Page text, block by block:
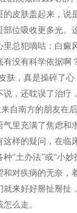
的皮肤盖起来，说
部位吸收更多光。
里总犯嘀咕：白癜
有没有科学依据啊
肤，真是操碎了心
说，还耽误了治疗
自南方的朋友在
气里充满了焦虑和
这样的疑问，在临
“土办法”或“小
和对疾病的无奈，
就来好好掰扯掰扯
么走。